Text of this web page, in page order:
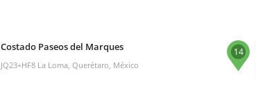
Costado Paseos del Marques
JQ23+HF8 La Loma, Querétaro, México
14